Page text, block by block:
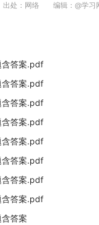
出处：网络 编辑： @学
含答案.pdf
含答案.pdf
含答案.pdf
含答案.pdf
含答案.pdf
含答案.pdf
含答案.pdf
含答案.pdf
答案